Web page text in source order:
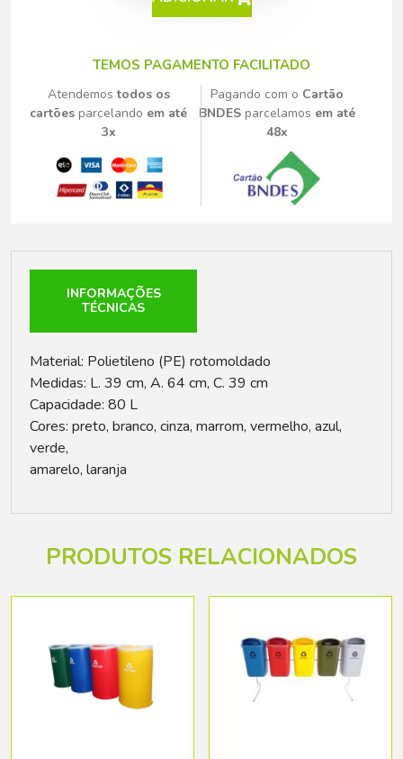
TEMOS PAGAMENTO FACILITADO
Atendemostodos os
cartões parcelando em até
3x
Pagando com o Cartão
BNDESparcelamos em até
48x
INFORMAÇÕES
TÉCNICAS
Material: Polietileno (PE) rotomoldado
Medidas: L. 39 cm, A. 64 cm, C. 39 cm
Capacidade: 80 L
Cores: preto, branco, cinza, marrom, vermelho, azul,
verde,
amarelo, laranja
PRODUTOS RELACIONADOS